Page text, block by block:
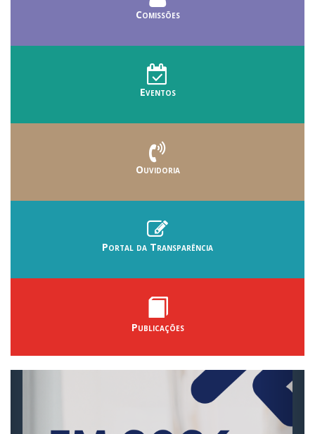
Comissões
Eventos
Ouvidoria
Portal da Transparência
Publicações